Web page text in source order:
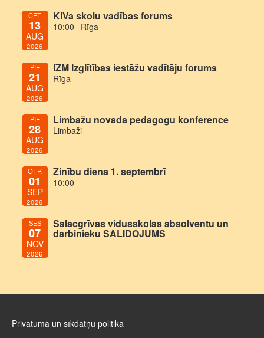
CET
13
AUG
2026
KiVa skolu vadības forums
10:00 Rīga
PIE
21
AUG
2026
IZM Izglītības iestāžu vadītāju forums
Rīga
PIE
28
AUG
2026
Limbažu novada pedagogu konference
Limbaži
OTR
01
SEP
2026
Zinību diena 1. septembrī
10:00
SES
07
NOV
2026
Salacgrīvas vidusskolas absolventu un
darbinieku SALIDOJUMS
Privātuma un sīkdatņu politika